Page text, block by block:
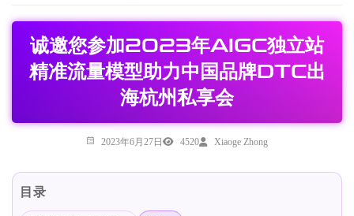
诚邀您参加2023年AIGC独立站
精准流量模型助力中国品牌DTC出
海杭州私享会
2023年6月27日 4520 Xiaoge Zhong
目录